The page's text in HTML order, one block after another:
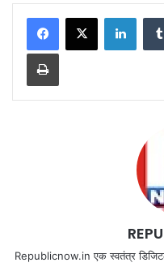
Print
Republicnow.in एक स्वतंत्र